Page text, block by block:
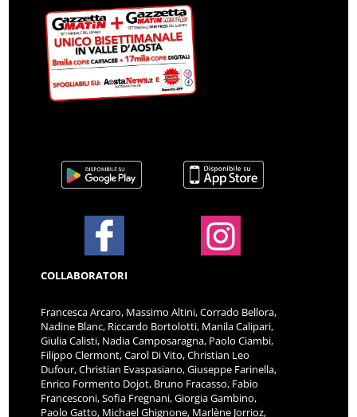
COLLABORATORI
Francesca Arcaro, Massimo Altini, Corrado Bellora,
Nadine Blanc, Riccardo Bortolotti, Manila Calipari,
Giulia Calisti, Nadia Camposaragna, Paolo Ciambi,
Filippo Clermont, Carol Di Vito, Christian Leo
Dufour, Christian Evaspasiano, Giuseppe Farinella,
Enrico Formento Dojot, Bruno Fracasso, Fabio
Francesconi, Sofia Fregnani, Giorgia Gambino,
Paolo Gatto, Michael Ghignone, Marlène Jorrioz,